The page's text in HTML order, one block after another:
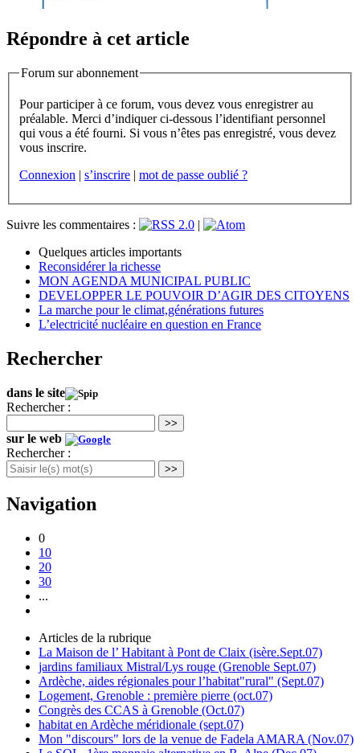
Répondre à cet article
Forum sur abonnement
Pour participer à ce forum, vous devez vous enregistrer au
préalable. Merci d’indiquer ci-dessous l’identifiant personnel
qui vous a été fourni. Si vous n’êtes pas enregistré, vous devez
vous inscrire.
Connexion
s’inscrire mot de passe oublié ?
Suivre les commentaires :
Quelques articles importants
Reconsidérer la richesse
MON AGENDA MUNICIPAL PUBLIC
DEVELOPPER LE POUVOIR D’AGIR DES CITOYENS
La marche pour le climat,générations futures
L’electricité nucléaire en question en France
Rechercher
dans le site
Rechercher :
>>
sur le web
Rechercher :
>>
Navigation
0
10
20
30
...
Articles de la rubrique
La Maison de l’ Habitant à Pont de Claix (isère.Sept.07)
jardins familiaux Mistral/Lys rouge (Grenoble Sept.07)
Ardèche, aides régionales pour l’habitat"rural" (Sept.07)
Logement, Grenoble : première pierre (oct.07)
Congrès des CCAS à Grenoble (Oct.07)
habitat en Ardèche méridionale (sept.07)
Mon "discours" lors de la venue de Fadela AMARA (Nov.07)